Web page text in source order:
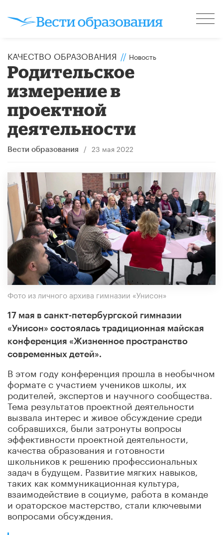
КАЧЕСТВО ОБРАЗОВАНИЯ // Новость
Родительское
измерение в
проектной
деятельности
Вести образования / 23 мая 2022
Фото из личного архива гимназии «Унисон»
17 мая в санкт-петербургской гимназии
«Унисон» состоялась традиционная майская
конференция «Жизненное пространство
современных детей».
В этом году конференция прошла в необычном
формате с участием учеников школы, их
родителей, экспертов и научного сообщества.
Тема результатов проектной деятельности
вызвала интерес и живое обсуждение среди
собравшихся, были затронуты вопросы
эффективности проектной деятельности,
качества образования и готовности
школьников к решению профессиональных
задач в будущем. Развитие мягких навыков,
таких как коммуникационная культура,
взаимодействие в социуме, работа в команде
и ораторское мастерство, стали ключевыми
вопросами обсуждения.